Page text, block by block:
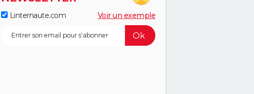
Linternaute.com Voir un exemple